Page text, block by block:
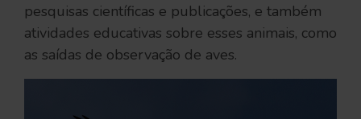
pesquisas científicas e publicações, e também
atividades educativas sobre esses animais, como
as saídas de observação de aves.